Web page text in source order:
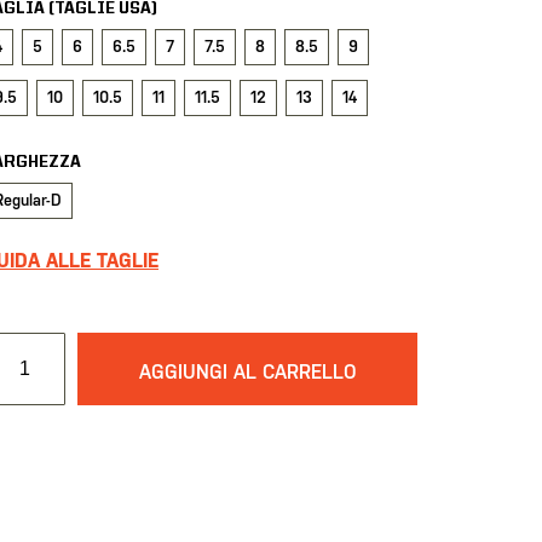
(TAGLIE USA)
5 6 6.5 7 7.5 8 8.5 9
10 10.5 11 11.5 12 13 14
D
ALLE TAGLIE
AGGIUNGI AL CARRELLO